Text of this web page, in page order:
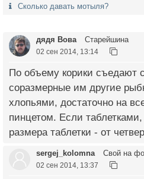
Сколько давать мотыля?
дядя Вова Старейшина
02 сен 2014, 13:14
По объему корики съедают
соразмерные им другие
хлопьями, достаточно на
пинцетом. Если
размера таблетки - от
sergej_kolomna Свой на
02 сен 2014, 13:37